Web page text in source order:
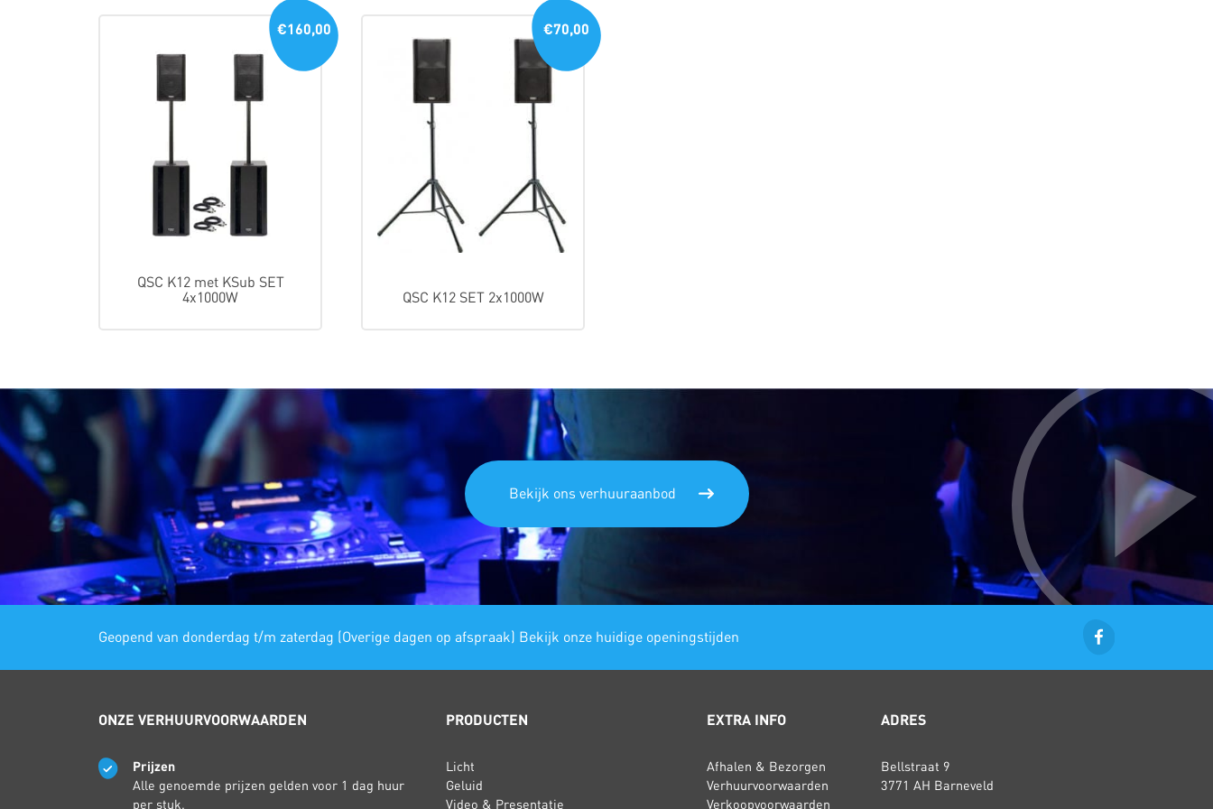
QSC K12 met KSub SET
4x1000W
€160,00
QSC K12 SET 2x1000W
€70,00
Bekijk ons verhuuraanbod
Geopend van donderdag t/m zaterdag (Overige dagen op afspraak) Bekijk onze huidige openingstijden
ONZE VERHUURVOORWAARDEN
Prijzen
Alle genoemde prijzen gelden voor 1 dag huur
per stuk.
PRODUCTEN
Licht
Geluid
Video & Presentatie
EXTRA INFO
Afhalen & Bezorgen
Verhuurvoorwaarden
Verkoopvoorwaarden
ADRES
Bellstraat 9
3771 AH Barneveld